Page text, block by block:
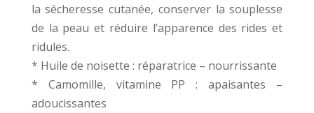
la sécheresse cutanée, conserver la souplesse
de la peau et réduire l’apparence des rides et
ridules.
* Huile de noisette : réparatrice – nourrissante
* Camomille, vitamine PP : apaisantes –
adoucissantes